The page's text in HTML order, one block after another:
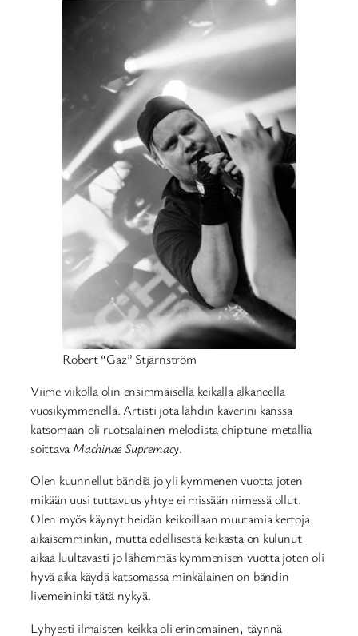
Robert “Gaz” Stjärnström
Viime viikolla olin ensimmäisellä keikalla alkaneella
vuosikymmenellä. Artisti jota lähdin kaverini kanssa
katsomaan oli ruotsalainen melodista chiptune-metallia
soittava Machinae Supremacy.
Olen kuunnellut bändiä jo yli kymmenen vuotta joten
mikään uusi tuttavuus yhtye ei missään nimessä ollut.
Olen myös käynyt heidän keikoillaan muutamia kertoja
aikaisemminkin, mutta edellisestä keikasta on kulunut
aikaa luultavasti jo lähemmäs kymmenisen vuotta joten oli
hyvä aika käydä katsomassa minkälainen on bändin
livemeininki tätä nykyä.
Lyhyesti ilmaisten keikka oli erinomainen, täynnä